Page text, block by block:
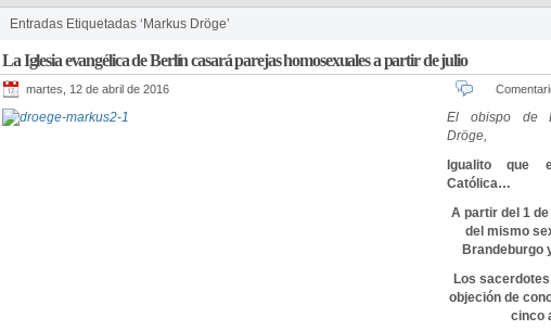
Entradas Etiquetadas ‘Markus Dröge’
La Iglesia evangélica de Berlín casará parejas homosexuales a partir de julio
martes, 12 de abril de 2016
El obispo de
Dröge,
Igualito que
Católica…
A partir del 1
del mismo
Brandeburgo
Los
objeción de
cinco